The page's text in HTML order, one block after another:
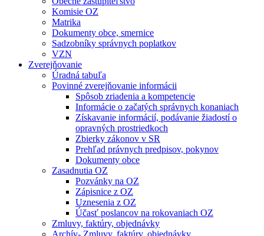
Komisie OZ
Matrika
Dokumenty obce, smernice
Sadzobníky správnych poplatkov
VZN
Zverejňovanie
Úradná tabuľa
Povinné zverejňovanie informácii
Spôsob zriadenia a kompetencie
Informácie o začatých správnych konaniach
Získavanie informácií, podávanie žiadostí o
opravných prostriedkoch
Zbierky zákonov v SR
Prehľad právnych predpisov, pokynov
Dokumenty obce
Zasadnutia OZ
Pozvánky na OZ
Zápisnice z OZ
Uznesenia z OZ
Účasť poslancov na rokovaniach OZ
Zmluvy, faktúry, objednávky
Archív- Zmluvy, faktúry, objednávky